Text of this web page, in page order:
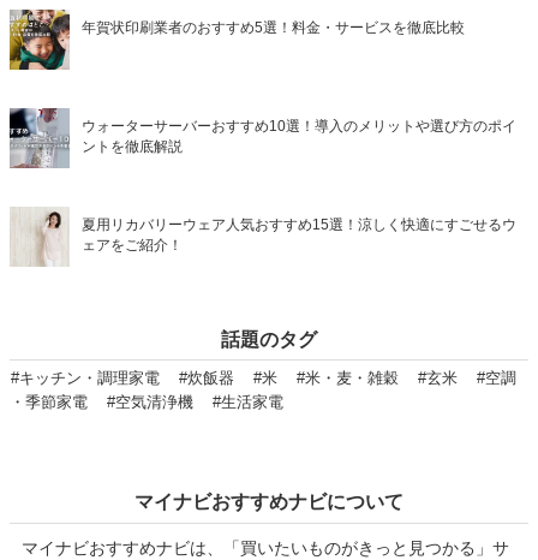
年賀状印刷業者のおすすめ5選！料金・サービスを徹底比較
ウォーターサーバーおすすめ10選！導入のメリットや選び方のポイ
ントを徹底解説
夏用リカバリーウェア人気おすすめ15選！涼しく快適にすごせるウ
ェアをご紹介！
話題のタグ
#キッチン・調理家電 #炊飯器 #米 #米・麦・雑穀 #玄米
#空調
・季節家電
#空気清浄機 #生活家電
マイナビおすすめナビについて
マイナビおすすめナビは、「買いたいものがきっと見つかる」サ